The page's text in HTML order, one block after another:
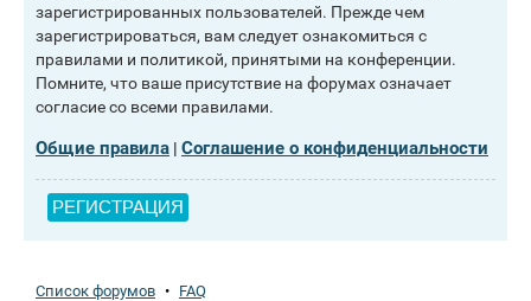
зарегистрированных пользователей. Прежде чем
зарегистрироваться, вам следует ознакомиться с
правилами и политикой, принятыми на конференции.
Помните, что ваше присутствие на форумах означает
согласие со всеми правилами.
Общие правила | Соглашение о конфиденциальности
РЕГИСТРАЦИЯ
Список форумов • FAQ